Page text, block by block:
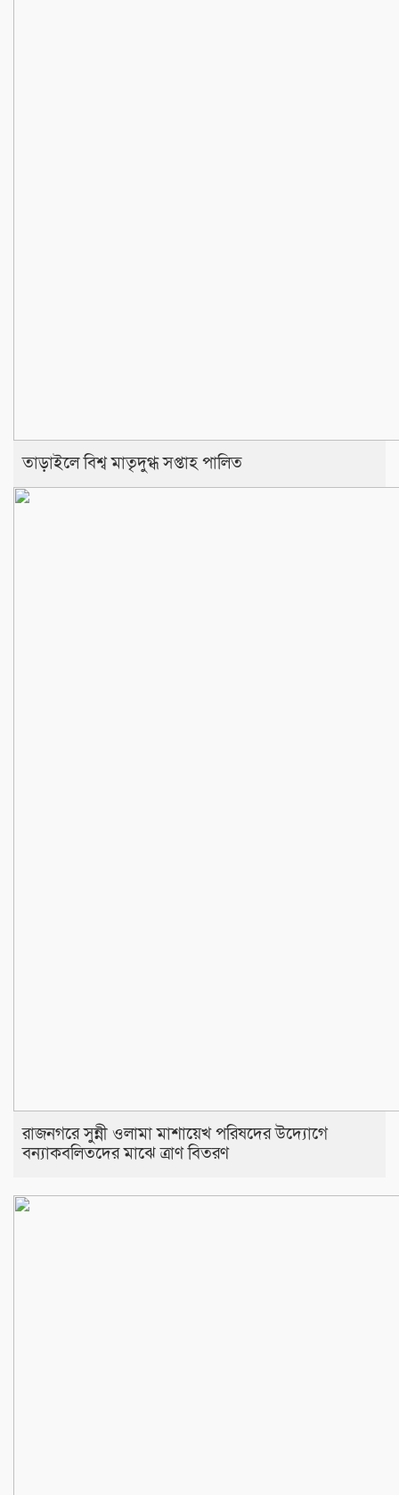
তাড়াইলে বিশ্ব মাতৃদুগ্ধ সপ্তাহ পালিত
রাজনগরে সুন্নী ওলামা মাশায়েখ পরিষদের উদ্যোগে
বন্যাকবলিতদের মাঝে ত্রাণ বিতরণ